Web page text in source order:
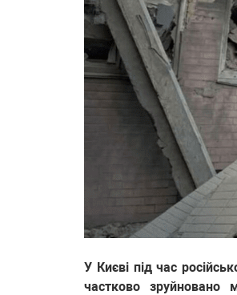
У Києві під час
частково зруйновано